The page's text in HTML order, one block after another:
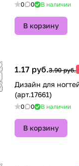
0 0 В наличии
В корзину
1.17 руб.3.90 руб.
Дизайн для ногтей в
(арт.17661)
0 0 В наличии
В корзину